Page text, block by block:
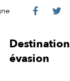
Le
sur

Le

Destination
évasion